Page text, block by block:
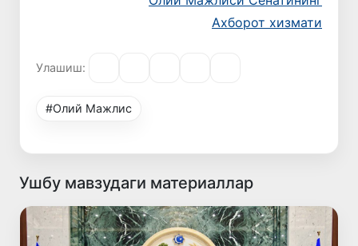
Ахборот хизмати
Улашиш:
#Олий Мажлис
Ушбу мавзудаги материаллар